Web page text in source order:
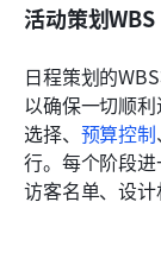
活动策划WBS
日程策划的
以确保一切顺
选择、 预算控制
行。每个阶段
访客名单、设计